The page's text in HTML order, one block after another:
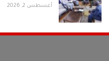
أغسطس 2, 2026